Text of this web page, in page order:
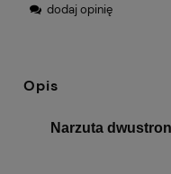
dodaj opinię
Opis
Narzuta